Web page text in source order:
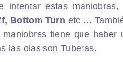
TIENDA
SURFERS
intentar estas
Bottom Turn etc….
tiene que haber
las olas son Tuberas.